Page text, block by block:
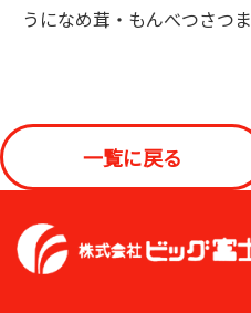
うになめ茸・もんべつさつま
一覧に戻る